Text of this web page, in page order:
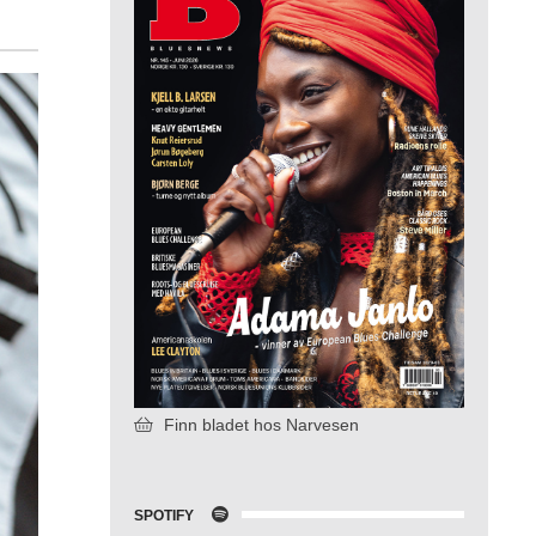
Finn bladet hos Narvesen
SPOTIFY